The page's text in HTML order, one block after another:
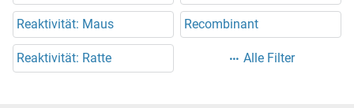
Reaktivität: Maus Recombinant
Reaktivität: Ratte Alle Filter